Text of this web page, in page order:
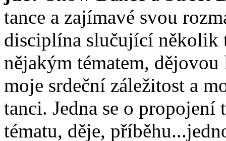
tance a zajímavé svou
disciplína slučující několik
nějakým tématem,
moje srdeční záležitost a
tanci. Jedna se o propojení
tématu, děje,